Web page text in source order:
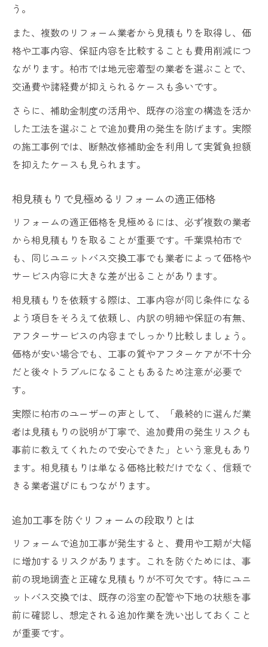
う。
また、複数のリフォーム業者から見積もりを取得し、価
格や工事内容、保証内容を比較することも費用削減につ
ながります。柏市では地元密着型の業者を選ぶことで、
交通費や諸経費が抑えられるケースも多いです。
さらに、補助金制度の活用や、既存の浴室の構造を活か
した工法を選ぶことで追加費用の発生を防げます。実際
の施工事例では、断熱改修補助金を利用して実質負担額
を抑えたケースも見られます。
相見積もりで見極めるリフォームの適正価格
リフォームの適正価格を見極めるには、必ず複数の業者
から相見積もりを取ることが重要です。千葉県柏市で
も、同じユニットバス交換工事でも業者によって価格や
サービス内容に大きな差が出ることがあります。
相見積もりを依頼する際は、工事内容が同じ条件になる
よう項目をそろえて依頼し、内訳の明細や保証の有無、
アフターサービスの内容までしっかり比較しましょう。
価格が安い場合でも、工事の質やアフターケアが不十分
だと後々トラブルになることもあるため注意が必要で
す。
実際に柏市のユーザーの声として、「最終的に選んだ業
者は見積もりの説明が丁寧で、追加費用の発生リスクも
事前に教えてくれたので安心できた」という意見もあり
ます。相見積もりは単なる価格比較だけでなく、信頼で
きる業者選びにもつながります。
追加工事を防ぐリフォームの段取りとは
リフォームで追加工事が発生すると、費用や工期が大幅
に増加するリスクがあります。これを防ぐためには、事
前の現地調査と正確な見積もりが不可欠です。特にユニ
ットバス交換では、既存の浴室の配管や下地の状態を事
前に確認し、想定される追加作業を洗い出しておくこと
が重要です。